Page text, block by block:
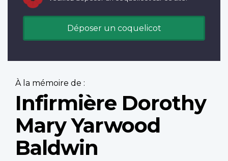
Déposer un coquelicot
À la mémoire de :
Infirmière Dorothy
Mary Yarwood
Baldwin